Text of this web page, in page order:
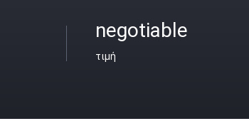
negotiable
τιμή